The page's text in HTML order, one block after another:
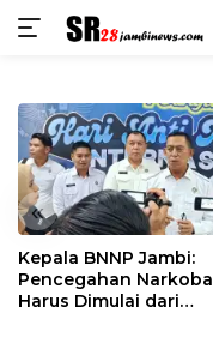
konten
«
Kepala BNNP Jambi:
Pencegahan Narkoba
Harus Dimulai dari